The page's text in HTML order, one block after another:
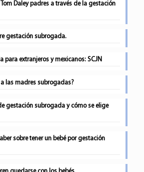
Daley padres a través de la gestación
gestación subrogada.
para extranjeros y mexicanos: SCJN
las madres subrogadas?
gestación subrogada y cómo se elige
sobre tener un bebé por gestación